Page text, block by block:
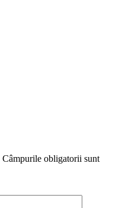
Câmpurile obligatorii sunt